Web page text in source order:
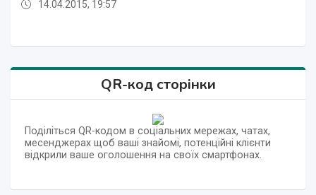
14.04.2015, 19:57
QR-код сторінки
Поділіться QR-кодом в соціальних мережах, чатах,
месенджерах щоб ваші знайомі, потенційні клієнти
відкрили ваше оголошення на своїх смартфонах.